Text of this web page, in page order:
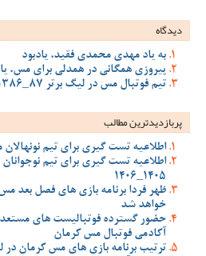
دیدگاه
به یاد مهدی محمدی فقید، یادبود
پیروزی همگانی در همدلی برای مس،
تیم فوتبال مس در لیگ برتر 87_1386، با خاطرات مس
پربازدیدترین‌ مطالب
اطلاعیه تست گیری برای تیم نونهالان مس
اطلاعیه تست گیری برای تیم
1405_1406
ظهر فردا برنامه بازی های فصل
خواهد شد
حضور گسترده فوتبالیست های
آکادمی فوتبال مس کرمان
ترتیب برنامه بازی های مس کرمان